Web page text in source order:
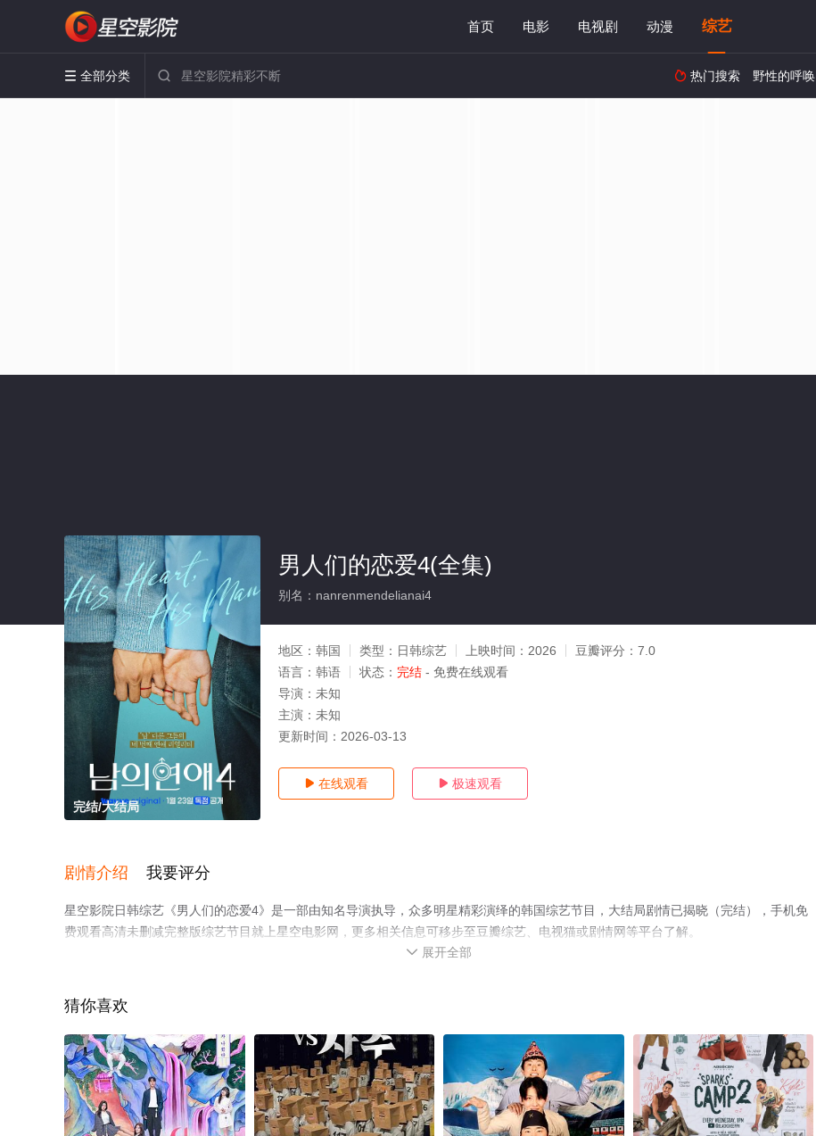
首页 电影 电视剧 动漫 综艺
 全部分类   热门搜索 野性的呼唤
完结/大结局
男人们的恋爱4(全集)
别名：nanrenmendelianai4
地区： 韩国 类型： 日韩综艺 上映时间： 2026 豆瓣评分： 7.0
语言： 韩语 状态： 完结 - 免费在线观看
导演： 未知
主演： 未知
更新时间： 2026-03-13
 在线观看  极速观看
剧情介绍 我要评分
星空影院日韩综艺《男人们的恋爱4》是一部由知名导演执导，众多明星精彩演绎的韩国综艺节目，大结局剧情已揭晓（完结），手机免
费观看高清未删减完整版综艺节目就上星空电影网，更多相关信息可移步至豆瓣综艺、电视猫或剧情网等平台了解。
 展开全部
猜你喜欢